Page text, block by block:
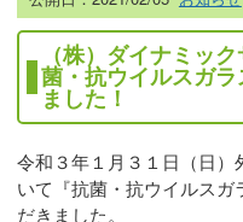
（株）ダイナミッ
菌・抗ウイルスガ
ました！
令和３年１月３１日（日
いて『抗菌・抗ウイルス
だきました。